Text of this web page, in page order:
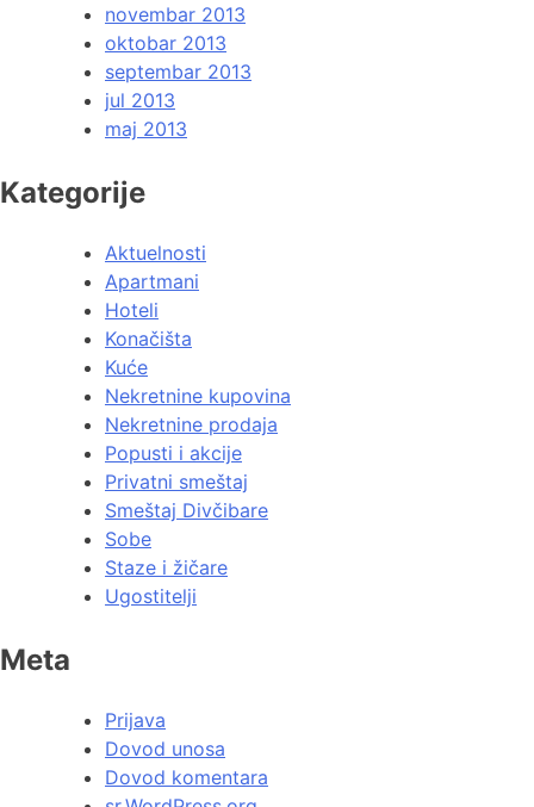
novembar 2013
oktobar 2013
septembar 2013
jul 2013
maj 2013
Kategorije
Aktuelnosti
Apartmani
Hoteli
Konačišta
Kuće
Nekretnine kupovina
Nekretnine prodaja
Popusti i akcije
Privatni smeštaj
Smeštaj Divčibare
Sobe
Staze i žičare
Ugostitelji
Meta
Prijava
Dovod unosa
Dovod komentara